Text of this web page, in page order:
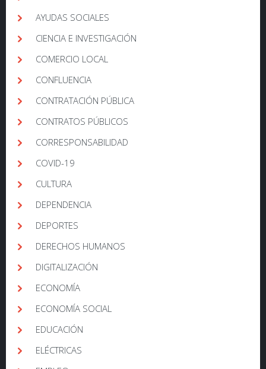
AYUDAS SOCIALES
CIENCIA E INVESTIGACIÓN
COMERCIO LOCAL
CONFLUENCIA
CONTRATACIÓN PÚBLICA
CONTRATOS PÚBLICOS
CORRESPONSABILIDAD
COVID-19
CULTURA
DEPENDENCIA
DEPORTES
DERECHOS HUMANOS
DIGITALIZACIÓN
ECONOMÍA
ECONOMÍA SOCIAL
EDUCACIÓN
ELÉCTRICAS